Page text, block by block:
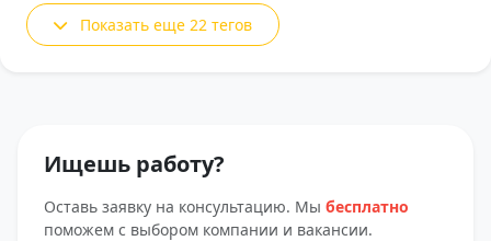
Показать еще 22 тегов
Ищешь работу?
Оставь заявку на консультацию. Мы бесплатно
поможем с выбором компании и вакансии.